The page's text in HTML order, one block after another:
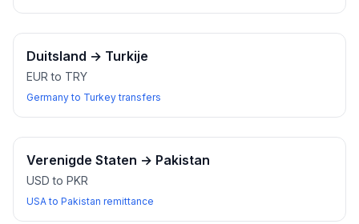
Duitsland → Turkije
EUR to TRY
Germany to Turkey transfers
Verenigde Staten → Pakistan
USD to PKR
USA to Pakistan remittance